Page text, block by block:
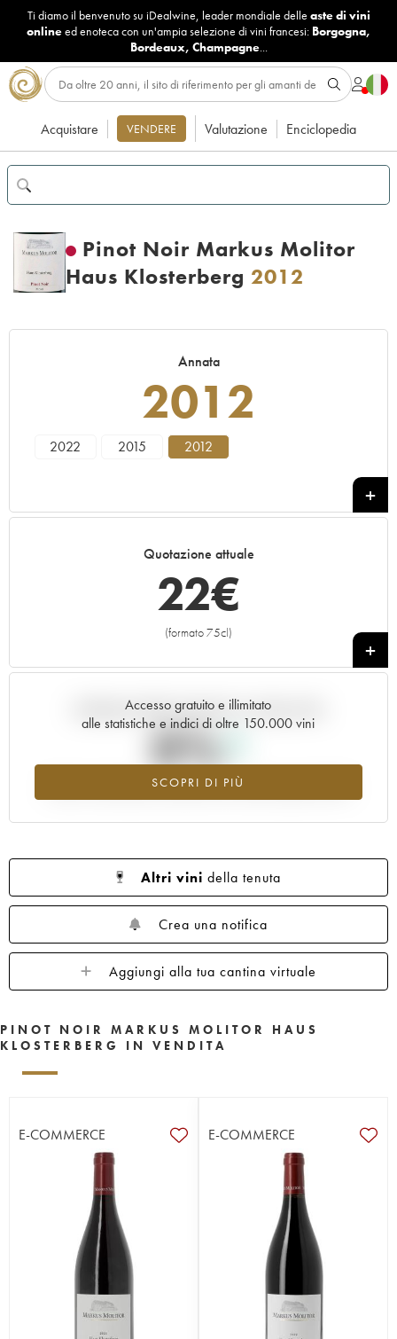
Ti diamo il benvenuto su iDealwine, leader mondiale delle aste di vini
onlineed enoteca con un'ampia selezione di vini francesi: Borgogna,
Bordeaux, Champagne...
Acquistare VENDERE Valutazione Enciclopedia
Pinot Noir Markus Molitor
Haus Klosterberg 2012
Annata
2012
2022 2015 2012
Quotazione attuale
22€
(formato 75cl)
+
Accesso gratuito e illimitato
alle statistiche e indici di oltre 150.000 vini
SCOPRI DI PIÙ
Andamento della quotazione in tempo reale
0%
Valore in aumento per l'annata 2012 nel 2026 rispetto al 2025
Altri vini della tenuta
Crea una notifica
Aggiungi alla tua cantina virtuale
PINOT NOIR MARKUS MOLITOR HAUS
KLOSTERBERG IN VENDITA
E-COMMERCE E-COMMERCE